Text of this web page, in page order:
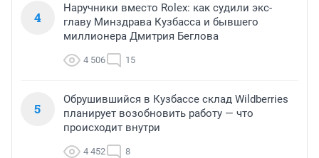
4
Наручники вместо Rolex: как судили экс-
главу Минздрава Кузбасса и бывшего
миллионера Дмитрия Беглова
4 506 15
5
Обрушившийся в Кузбассе склад Wildberries
планирует возобновить работу — что
происходит внутри
4 452 8